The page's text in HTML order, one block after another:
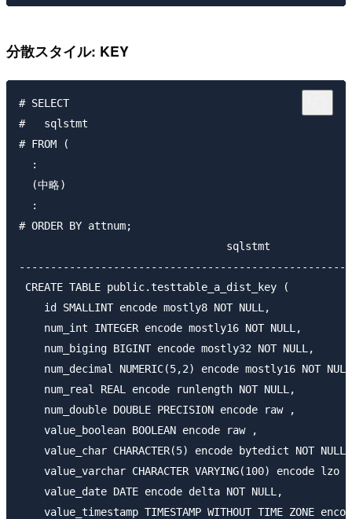
分散スタイル: KEY
# SELECT
#   sqlstmt
# FROM (
  :
  (中略)
  :
# ORDER BY attnum;
CREATE TABLE public.testtable_a_dist_key (
    id SMALLINT encode mostly8 NOT NULL,
    num_int INTEGER encode mostly16 NOT NULL,
    num_biging BIGINT encode mostly32 NOT NULL,
num_decimal NUMERIC(5,2) encode mostly16 NOT
    num_real REAL encode runlength NOT NULL,
    num_double DOUBLE PRECISION encode raw ,
    value_boolean BOOLEAN encode raw ,
    value_char CHARACTER(5) encode bytedict NOT NULL,
value_varchar CHARACTER VARYING(100) encode lzo
    value_date DATE encode delta NOT NULL,
value_timestamp TIMESTAMP WITHOUT TIME ZONE